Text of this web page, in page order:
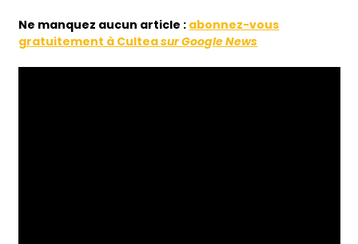
Ne manquez aucun article : abonnez-vous
gratuitement à Culteasur Google News